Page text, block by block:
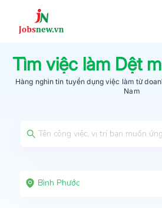
Tìm việc làm Dệt
Hàng nghìn tin tuyển dụng việc làm từ
Nam
Bình Phước